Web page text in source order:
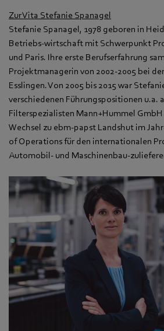
Zur Vita Stefanie Spanagel
Stefanie Spanagel, 1978 geboren in
Betriebs-wirtschaft mit Schwerpunkt
und Paris. Ihre erste Berufserfahrung
Projektmanagerin von 2002-2005 bei
Esslingen. Von 2005 bis 2015 war
verschiedenen Führungspositionen u.a.
Filterspezialisten Mann+Hummel
Wechsel zu ebm-papst Landshut im
of Operations für den internationalen
Automobil- und Maschinenbau-